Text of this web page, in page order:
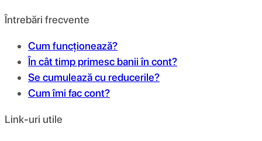
Întrebări frecvente
Cum funcționează?
În cât timp primesc banii în cont?
Se cumulează cu reducerile?
Cum îmi fac cont?
Link-uri utile